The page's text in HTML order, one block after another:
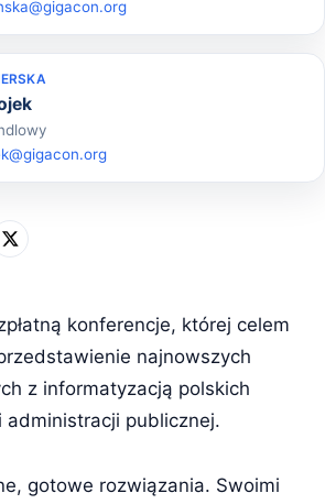
konferencje, której celem
najnowszych
z informatyzacją polskich
publicznej.
gotowe rozwiązania. Swoimi